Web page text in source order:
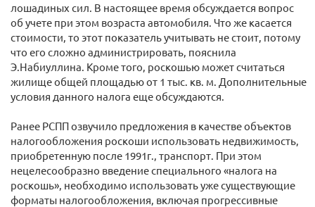
лошадиных сил. В настоящее время обсуждается вопрос
об учете при этом возраста автомобиля. Что же касается
стоимости, то этот показатель учитывать не стоит, потому
что его сложно администрировать, пояснила
Э.Набиуллина. Кроме того, роскошью может считаться
жилище общей площадью от 1 тыс. кв. м. Дополнительные
условия данного налога еще обсуждаются.
Ранее РСПП озвучило предложения в качестве объектов
налогообложения роскоши использовать недвижимость,
приобретенную после 1991г., транспорт. При этом
нецелесообразно введение специального «налога на
роскошь», необходимо использовать уже существующие
форматы налогообложения, включая прогрессивные